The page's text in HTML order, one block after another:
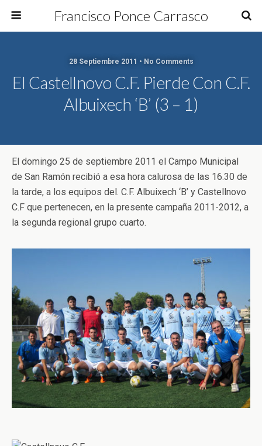
Francisco Ponce Carrasco
28 Septiembre 2011 • No Comments
El Castellnovo C.F. Pierde Con C.F.
Albuixech ‘B’ (3 – 1)
El domingo 25 de septiembre 2011 el Campo Municipal
de San Ramón recibió a esa hora calurosa de las 16.30 de
la tarde, a los equipos del. C.F. Albuixech ‘B’ y Castellnovo
C.F que pertenecen, en la presente campaña 2011-2012, a
la segunda regional grupo cuarto.